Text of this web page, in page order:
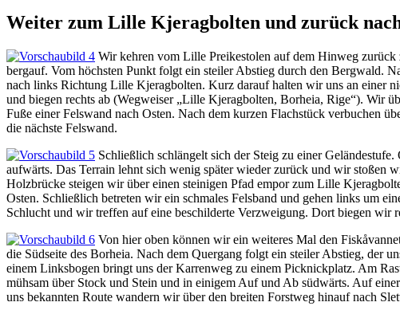
Weiter zum Lille Kjeragbolten und zurück
Wir kehren vom Lille Preikestolen auf dem Hinweg
bergauf. Vom höchsten Punkt folgt ein steiler Abstieg durch den Bergwald.
nach links Richtung Lille Kjeragbolten. Kurz darauf halten wir uns an einer
und biegen rechts ab (Wegweiser „Lille Kjeragbolten, Borheia, Rige“). Wir
Fuße einer Felswand nach Osten. Nach dem kurzen Flachstück verbuchen
die nächste Felswand.
Schließlich schlängelt sich der Steig zu einer
aufwärts. Das Terrain lehnt sich wenig später wieder zurück und wir stoßen
Holzbrücke steigen wir über einen steinigen Pfad empor zum Lille
Osten. Schließlich betreten wir ein schmales Felsband und gehen links um
Schlucht und wir treffen auf eine beschilderte Verzweigung. Dort biegen wir
Von hier oben können wir ein weiteres Mal den
die Südseite des Borheia. Nach dem Quergang folgt ein steiler Abstieg, der
einem Linksbogen bringt uns der Karrenweg zu einem Picknickplatz. Am
mühsam über Stock und Stein und in einigem Auf und Ab südwärts. Auf
uns bekannten Route wandern wir über den breiten Forstweg hinauf nach